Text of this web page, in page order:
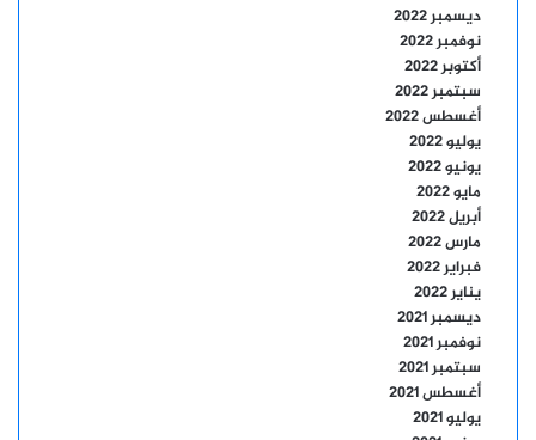
ديسمبر 2022
نوفمبر 2022
أكتوبر 2022
سبتمبر 2022
أغسطس 2022
يوليو 2022
يونيو 2022
مايو 2022
أبريل 2022
مارس 2022
فبراير 2022
يناير 2022
ديسمبر 2021
نوفمبر 2021
سبتمبر 2021
أغسطس 2021
يوليو 2021